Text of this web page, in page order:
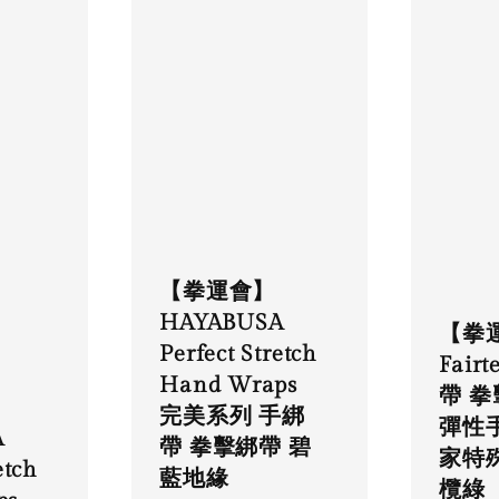
【拳運會】
HAYABUSA
Perfect Stretch
Hand Wraps
完美系列 手綁
帶 拳擊綁帶 碧
藍地緣
【拳
帶 拳
彈性
家特
欖綠